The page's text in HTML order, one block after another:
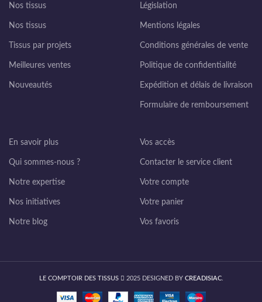
Nos tissus
Nos tissus
Tissus par projets
Meilleures ventes
Nouveautés
Législation
Mentions légales
Conditions générales de vente
Politique de confidentialité
Expédition et délais de livraison
Formulaire de remboursement
En savoir plus
Qui sommes-nous ?
Notre expertise
Nos initiatives
Notre blog
Vos accès
Contacter le service client
Votre compte
Votre panier
Vos favoris
LE COMPTOIR DES TISSUS 2025 DESIGNED BY CREADISIAC.